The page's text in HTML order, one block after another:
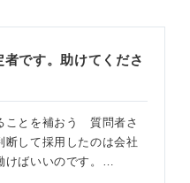
です。助けてくださ
ことを補おう 質問者さ
断して採用したのは会社
けばいいのです。…